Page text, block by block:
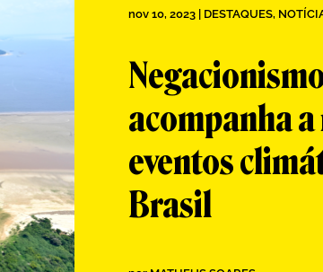
nov 10, 2023| DESTAQUES,
acompanha
eventos
Brasil